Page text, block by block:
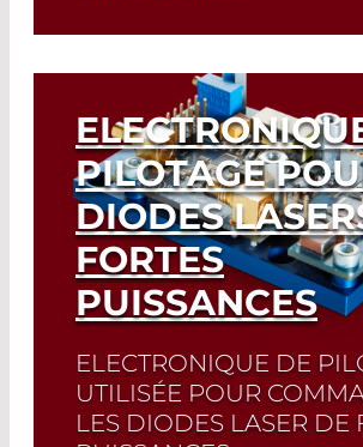
Sélection rapide!Trouvez la
en quelques clics. Sélecteur
laser
Read More
PILOTAGE
DIODES
FORTES
PUISSANCES
ELECTRONIQUE DE
UTILISÉE POUR
LES DIODES LASER DE